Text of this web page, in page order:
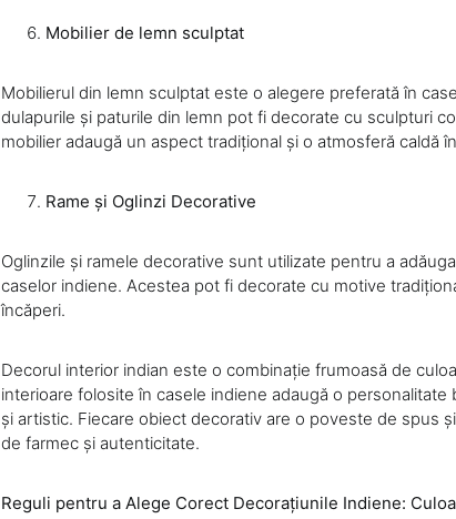
Mobilier de lemn sculptat
Mobilierul din lemn sculptat este o alegere preferată în
dulapurile și paturile din lemn pot fi decorate cu sculpturi
mobilier adaugă un aspect tradițional și o atmosferă caldă
Rame și Oglinzi Decorative
Oglinzile și ramele decorative sunt utilizate pentru a
caselor indiene. Acestea pot fi decorate cu motive
încăperi.
Decorul interior indian este o combinație frumoasă de
interioare folosite în casele indiene adaugă o
și artistic. Fiecare obiect decorativ are o poveste de spus
de farmec și autenticitate.
Reguli pentru a Alege Corect Decorațiunile Indiene: